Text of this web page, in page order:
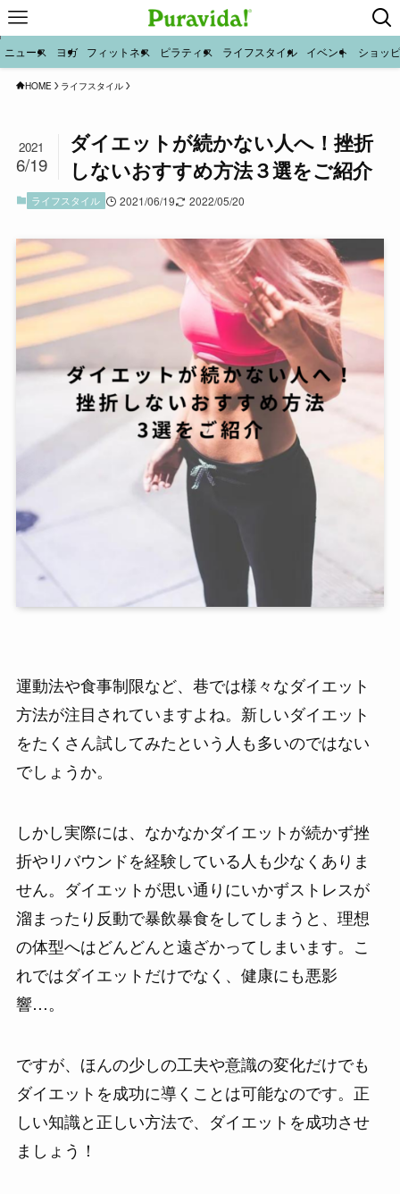
ニュース ヨガ フィットネス ピラティス ライフスタイル イベント ショッ
HOME ライフスタイル
ダイエットが続かない人へ！挫折
しないおすすめ方法３選をご紹介
2021
6/19
ライフスタイル 2021/06/19 2022/05/20
運動法や食事制限など、巷では様々なダイエット
方法が注目されていますよね。新しいダイエット
をたくさん試してみたという人も多いのではない
でしょうか。
しかし実際には、なかなかダイエットが続かず挫
折やリバウンドを経験している人も少なくありま
せん。ダイエットが思い通りにいかずストレスが
溜まったり反動で暴飲暴食をしてしまうと、理想
の体型へはどんどんと遠ざかってしまいます。こ
れではダイエットだけでなく、健康にも悪影
響…。
ですが、ほんの少しの工夫や意識の変化だけでも
ダイエットを成功に導くことは可能なのです。正
しい知識と正しい方法で、ダイエットを成功させ
ましょう！